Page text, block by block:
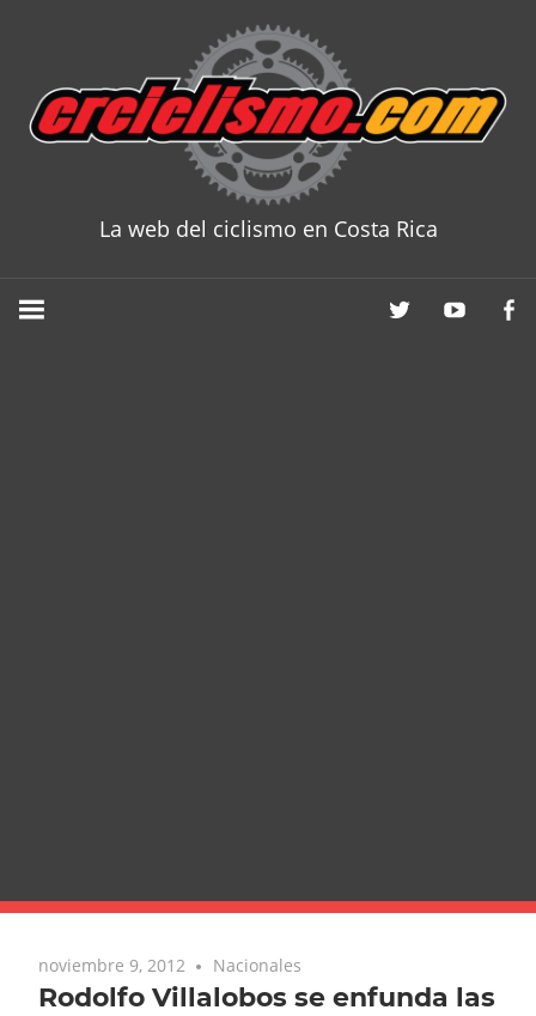
content
La web del ciclismo en Costa Rica
noviembre 9, 2012 Nacionales
Rodolfo Villalobos se enfunda las